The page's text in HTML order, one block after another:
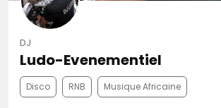
DJ
Ludo-Evenementiel
Disco RNB Musique Africaine